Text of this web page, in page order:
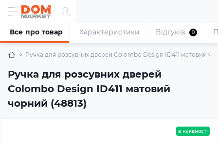
Ручка для розсувних дверей Colombo Design ID411 матовий
Ручка для розсувних дверей
Colombo Design ID411 матовий
чорний (48813)
Все про товар Характеристики Відгуків 0
в наявності